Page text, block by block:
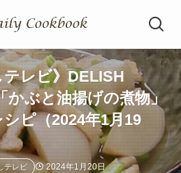
レビ》DELISH
かぶと油揚げの煮物」
ピ（2024年1月19
テレビ 2024年1月20日